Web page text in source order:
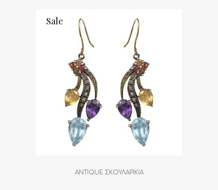
Sale
ANTIQUE ΣΚΟΥΛΑΡΙΚΙΑ